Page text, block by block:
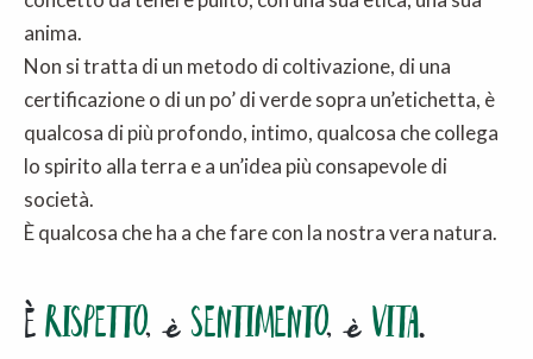
anima.
Non si tratta di un metodo di coltivazione, di una
certificazione o di un po’ di verde sopra un’etichetta, è
qualcosa di più profondo, intimo, qualcosa che collega
lo spirito alla terra e a un’idea più consapevole di
società.
È qualcosa che ha a che fare con la nostra vera natura.
ÈRISPETTO, èSENTIMENTO, èVITA.